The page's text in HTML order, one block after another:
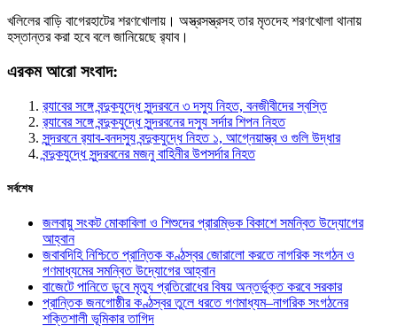
খলিলের বাড়ি বাগেরহাটের শরণখোলায়। অস্ত্রসস্ত্রসহ তার মৃতদেহ শরণখোলা থানায়
হস্তান্তর করা হবে বলে জানিয়েছে র‌্যাব।
এরকম আরো সংবাদ:
র‌্যাবের সঙ্গে বন্দুকযুদ্ধে সুন্দরবনে ৩ দস্যু নিহত, বনজীবীদের স্বস্তি
র‍্যাবের সঙ্গে বন্দুকযুদ্ধে সুন্দরবনের দস্যু সর্দার শিপন নিহত
সুন্দরবনে র‌্যাব-বনদস্যু বন্দুকযুদ্ধে নিহত ১, আগ্নেয়াস্ত্র ও গুলি উদ্ধার
বন্দুকযুদ্ধে সুন্দরবনের মজনু বাহিনীর উপসর্দার নিহত
সর্বশেষ
জলবায়ু সংকট মোকাবিলা ও শিশুদের প্রারম্ভিক বিকাশে সমন্বিত উদ্যোগের
আহ্বান
জবাবদিহি নিশ্চিতে প্রান্তিক কণ্ঠস্বর জোরালো করতে নাগরিক সংগঠন ও
গণমাধ্যমের সমন্বিত উদ্যোগের আহ্বান
বাজেটে পানিতে ডুবে মৃত্যু প্রতিরোধের বিষয় অন্তর্ভুক্ত করবে সরকার
প্রান্তিক জনগোষ্ঠীর কণ্ঠস্বর তুলে ধরতে গণমাধ্যম–নাগরিক সংগঠনের
শক্তিশালী ভূমিকার তাগিদ